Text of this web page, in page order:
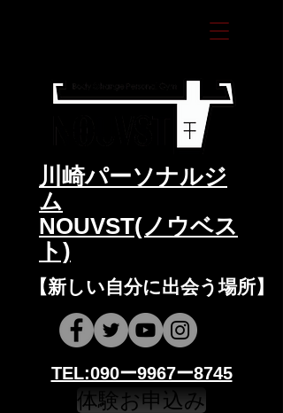
​川崎パーソナルジ
ム
NOUVST(ノウベス
ト)
​​【新しい自分に出会う場所】
​​TEL:090ー9967ー8745
体験お申込み